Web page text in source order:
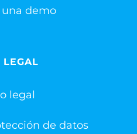
demo
LEGAL
legal
de datos